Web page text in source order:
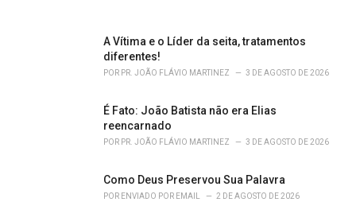
A Vítima e o Líder da seita, tratamentos
diferentes!
POR PR. JOÃO FLÁVIO MARTINEZ 3 DE AGOSTO DE 2026
É Fato: João Batista não era Elias
reencarnado
POR PR. JOÃO FLÁVIO MARTINEZ 3 DE AGOSTO DE 2026
Como Deus Preservou Sua Palavra
POR ENVIADO POR EMAIL 2 DE AGOSTO DE 2026